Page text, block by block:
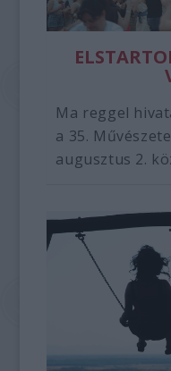
Ma reggel
a 35.
augusztus 2.